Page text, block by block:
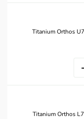
Titanium Orthos
Titanium Orthos